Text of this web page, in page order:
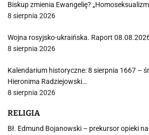
Biskup zmienia Ewangelię?
8 sierpnia 2026
Wojna rosyjsko-ukraińska. Raport
8 sierpnia 2026
Kalendarium historyczne: 8 sierpnia 1667 –
Hieronima Radziejowski…
8 sierpnia 2026
RELIGIA
Bł. Edmund Bojanowski – prekursor opieki